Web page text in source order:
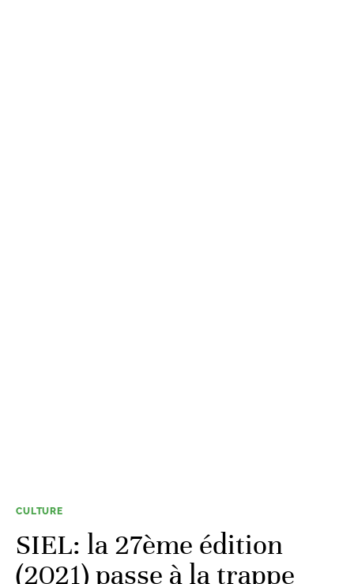
CULTURE
SIEL: la 27ème édition
(2021) passe à la trappe